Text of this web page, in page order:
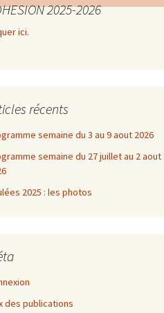
2025-2026
ici.
récents
semaine du 3 au 9 aout 2026
semaine du 27 juillet au 2 aout
2025 : les photos
des publications